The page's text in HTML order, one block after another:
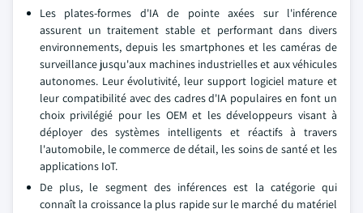
Les plates-formes d'IA de pointe axées sur l'inférence
assurent un traitement stable et performant dans divers
environnements, depuis les smartphones et les caméras de
surveillance jusqu'aux machines industrielles et aux véhicules
autonomes. Leur évolutivité, leur support logiciel mature et
leur compatibilité avec des cadres d'IA populaires en font un
choix privilégié pour les OEM et les développeurs visant à
déployer des systèmes intelligents et réactifs à travers
l'automobile, le commerce de détail, les soins de santé et les
applications IoT.
De plus, le segment des inférences est la catégorie qui
connaît la croissance la plus rapide sur le marché du matériel